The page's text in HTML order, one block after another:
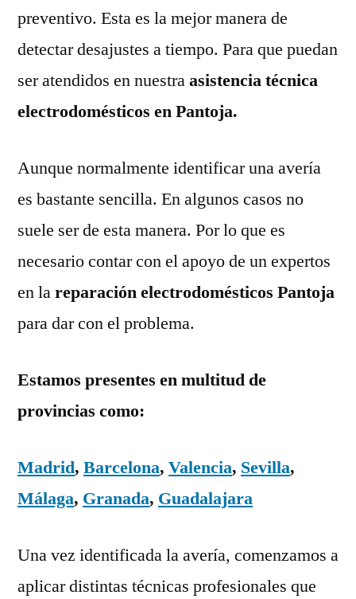
preventivo. Esta es la mejor manera de
detectar desajustes a tiempo. Para que puedan
ser atendidos en nuestraasistencia técnica
electrodomésticos en Pantoja.
Aunque normalmente identificar una avería
es bastante sencilla. En algunos casos no
suele ser de esta manera. Por lo que es
necesario contar con el apoyo de un expertos
en lareparación electrodomésticos Pantoja
para dar con el problema.
Estamos presentes en multitud de
provincias como:
Madrid, Barcelona, Valencia, Sevilla,
Málaga, Granada, Guadalajara
Una vez identificada la avería, comenzamos a
aplicar distintas técnicas profesionales que